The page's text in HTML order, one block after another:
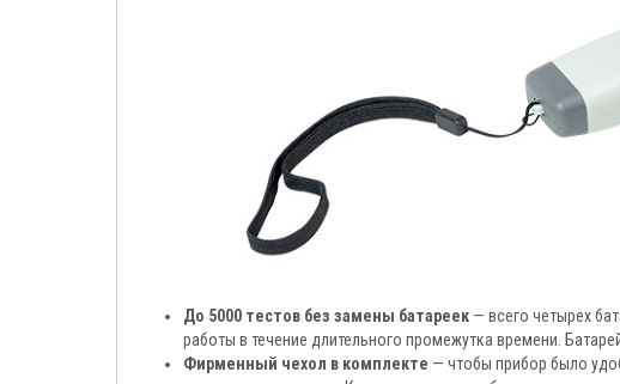
До 5000 тестов без замены батареек — всего четырех
работы в течение длительного промежутка времени.
Фирменный чехол в комплекте — чтобы прибор было